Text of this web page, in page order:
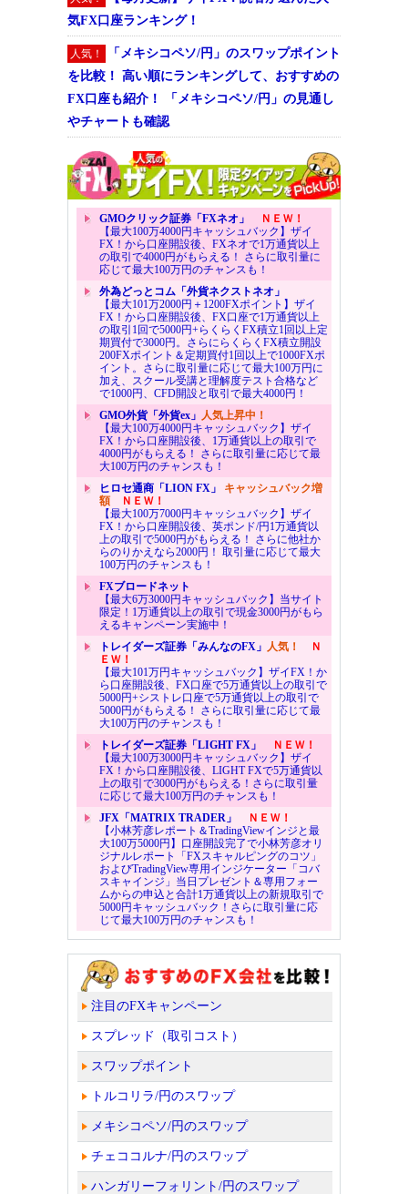
気FX口座ランキング！
人気！
「メキシコペソ/円」のスワップポイント
を比較！ 高い順にランキングして、おすすめの
FX口座も紹介！ 「メキシコペソ/円」の見通し
やチャートも確認
GMOクリック証券「FXネオ」
ＮＥＷ！
【最大100万4000円キャッシュバック】ザイ
FX！から口座開設後、FXネオで1万通貨以上
の取引で4000円がもらえる！ さらに取引量に
応じて最大100万円のチャンスも！
外為どっとコム「外貨ネクストネオ」
【最大101万2000円＋1200FXポイント】ザイ
FX！から口座開設後、FX口座で1万通貨以上
の取引1回で5000円+らくらくFX積立1回以上定
期買付で3000円。さらにらくらくFX積立開設
200FXポイント＆定期買付1回以上で1000FXポ
イント。さらに取引量に応じて最大100万円に
加え、スクール受講と理解度テスト合格など
で1000円、CFD開設と取引で最大4000円！
GMO外貨「外貨ex」 人気上昇中！
【最大100万4000円キャッシュバック】ザイ
FX！から口座開設後、1万通貨以上の取引で
4000円がもらえる！ さらに取引量に応じて最
大100万円のチャンスも！
ヒロセ通商「LION FX」 キャッシュバック増
額ＮＥＷ！
【最大100万7000円キャッシュバック】ザイ
FX！から口座開設後、英ポンド/円1万通貨以
上の取引で5000円がもらえる！ さらに他社か
らのりかえなら2000円！ 取引量に応じて最大
100万円のチャンスも！
FXブロードネット
【最大6万3000円キャッシュバック】当サイト
限定！1万通貨以上の取引で現金3000円がもら
えるキャンペーン実施中！
トレイダーズ証券「みんなのFX」 人気！
Ｎ
ＥＷ！
【最大101万円キャッシュバック】ザイFX！か
ら口座開設後、FX口座で5万通貨以上の取引で
5000円+シストレ口座で5万通貨以上の取引で
5000円がもらえる！ さらに取引量に応じて最
大100万円のチャンスも！
トレイダーズ証券「LIGHT FX」
ＮＥＷ！
【最大100万3000円キャッシュバック】ザイ
FX！から口座開設後、LIGHT FXで5万通貨以
上の取引で3000円がもらえる！さらに取引量
に応じて最大100万円のチャンスも！
JFX「MATRIX TRADER」
ＮＥＷ！
【小林芳彦レポート＆TradingViewインジと最
大100万5000円】口座開設完了で小林芳彦オリ
ジナルレポート「FXスキャルピングのコツ」
およびTradingView専用インジケーター「コバ
スキャインジ」当日プレゼント＆専用フォー
ムからの申込と合計1万通貨以上の新規取引で
5000円キャッシュバック！さらに取引量に応
じて最大100万円のチャンスも！
注目のFXキャンペーン
スプレッド（取引コスト）
スワップポイント
トルコリラ/円のスワップ
メキシコペソ/円のスワップ
チェココルナ/円のスワップ
ハンガリーフォリント/円のスワップ